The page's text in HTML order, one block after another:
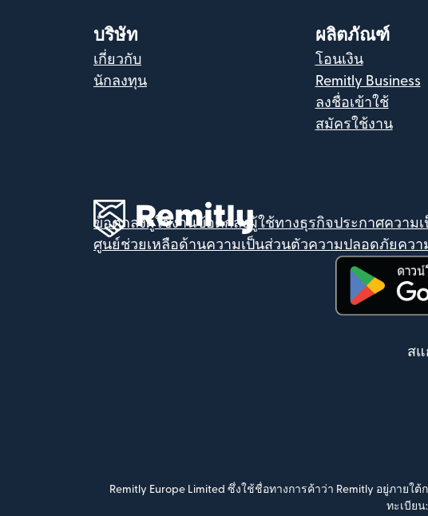
บริษัท
เกี่ยวกับ
นักลงทุน
ผลิตภัณฑ์
โอนเงิน
Remitly Business
ลงชื่อเข้าใช้
สมัครใช้งาน
ข้อตกลงผู้ใช้งานข้อตกลงผู้ใช้ทางธุรกิจประกาศความ
ศูนย์ช่วยเหลือด้านความเป็นส่วนตัวความปลอดภัยควา
ส
Remitly Europe Limited ซึ่งใช้ชื่อทางการค้าว่า Remitly อยู่ภาย
ทะเบียน